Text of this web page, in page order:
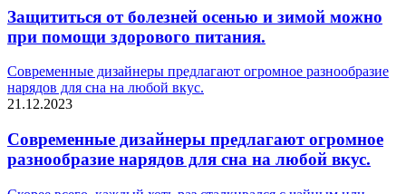
Защититься от болезней осенью и зимой можно
при помощи здорового питания.
Современные дизайнеры предлагают огромное разнообразие
нарядов для сна на любой вкус.
21.12.2023
Современные дизайнеры предлагают огромное
разнообразие нарядов для сна на любой вкус.